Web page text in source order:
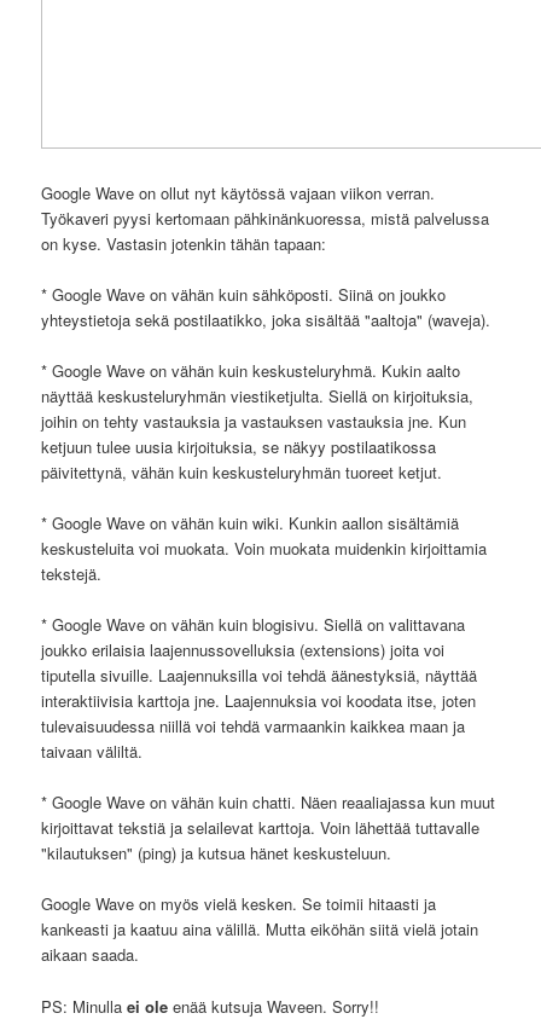
Google Wave on ollut nyt käytössä vajaan viikon verran.
Työkaveri pyysi kertomaan pähkinänkuoressa, mistä palvelussa
on kyse. Vastasin jotenkin tähän tapaan:
* Google Wave on vähän kuin sähköposti. Siinä on joukko
yhteystietoja sekä postilaatikko, joka sisältää "aaltoja" (waveja).
* Google Wave on vähän kuin keskusteluryhmä. Kukin aalto
näyttää keskusteluryhmän viestiketjulta. Siellä on kirjoituksia,
joihin on tehty vastauksia ja vastauksen vastauksia jne. Kun
ketjuun tulee uusia kirjoituksia, se näkyy postilaatikossa
päivitettynä, vähän kuin keskusteluryhmän tuoreet ketjut.
* Google Wave on vähän kuin wiki. Kunkin aallon sisältämiä
keskusteluita voi muokata. Voin muokata muidenkin kirjoittamia
tekstejä.
* Google Wave on vähän kuin blogisivu. Siellä on valittavana
joukko erilaisia laajennussovelluksia (extensions) joita voi
tiputella sivuille. Laajennuksilla voi tehdä äänestyksiä, näyttää
interaktiivisia karttoja jne. Laajennuksia voi koodata itse, joten
tulevaisuudessa niillä voi tehdä varmaankin kaikkea maan ja
taivaan väliltä.
* Google Wave on vähän kuin chatti. Näen reaaliajassa kun muut
kirjoittavat tekstiä ja selailevat karttoja. Voin lähettää tuttavalle
"kilautuksen" (ping) ja kutsua hänet keskusteluun.
Google Wave on myös vielä kesken. Se toimii hitaasti ja
kankeasti ja kaatuu aina välillä. Mutta eiköhän siitä vielä jotain
aikaan saada.
PS: Minullaei ole enää kutsuja Waveen. Sorry!!